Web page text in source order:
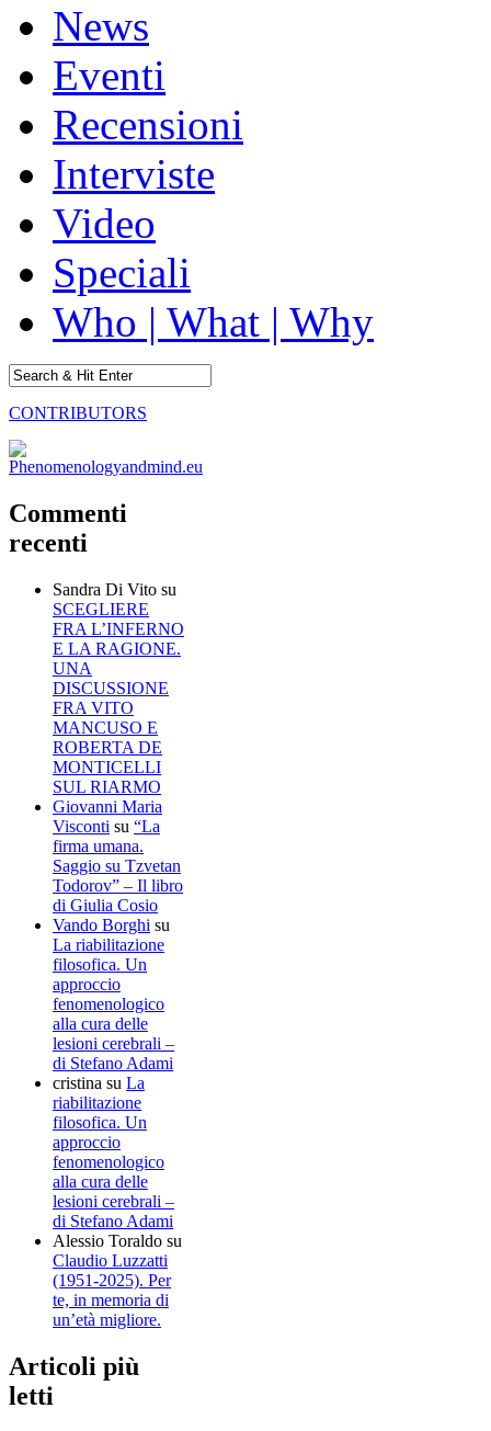
News
Eventi
Recensioni
Interviste
Video
Speciali
Who | What | Why
CONTRIBUTORS
Commenti
recenti
Sandra Di Vito su
SCEGLIERE
FRA L’INFERNO
E LA RAGIONE.
UNA
DISCUSSIONE
FRA VITO
MANCUSO E
ROBERTA DE
MONTICELLI
SUL RIARMO
Giovanni Maria
Visconti su “La
firma umana.
Saggio su Tzvetan
Todorov” – Il libro
di Giulia Cosio
Vando Borghi su
La riabilitazione
filosofica. Un
approccio
fenomenologico
alla cura delle
lesioni cerebrali –
di Stefano Adami
cristina su La
riabilitazione
filosofica. Un
approccio
fenomenologico
alla cura delle
lesioni cerebrali –
di Stefano Adami
Alessio Toraldo su
Claudio Luzzatti
(1951-2025). Per
te, in memoria di
un’età migliore.
Articoli più
letti